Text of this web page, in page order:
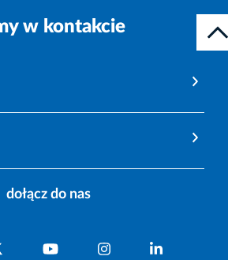
w kontakcie
dołącz do nas